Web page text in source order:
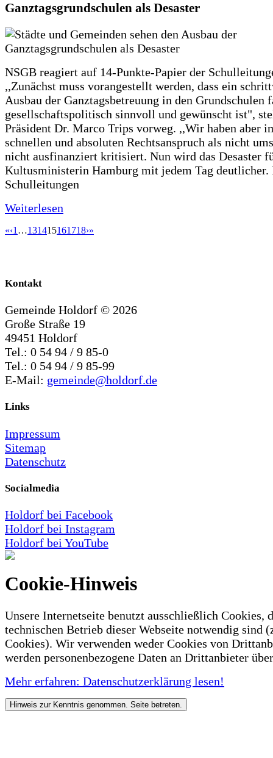
Ganztagsgrundschulen als Desaster
NSGB reagiert auf 14-Punkte-Papier der
,,Zunächst muss vorangestellt werden, dass ein
Ausbau der Ganztagsbetreuung in den Grundschulen
gesellschaftspolitisch sinnvoll und gewünscht ist",
Präsident Dr. Marco Trips vorweg. ,,Wir haben aber
schnellen und absoluten Rechtsanspruch als nicht
nicht ausfinanziert kritisiert. Nun wird das Desaster
Kultusministerin Hamburg mit jedem Tag deutlicher.
Schulleitungen
Weiterlesen
«‹1 …131415161718›»
Kontakt
Gemeinde Holdorf © 2026
Große Straße 19
49451 Holdorf
Tel.: 0 54 94 / 9 85-0
Tel.: 0 54 94 / 9 85-99
E-Mail: gemeinde@holdorf.de
Links
Impressum
Sitemap
Datenschutz
Socialmedia
Holdorf bei Facebook
Holdorf bei Instagram
Holdorf bei YouTube
Cookie-Hinweis
Unsere Internetseite benutzt ausschließlich Cookies,
technischen Betrieb dieser Webseite notwendig sind
Cookies). Wir verwenden weder Cookies von
werden personenbezogene Daten an Drittanbieter
Mehr erfahren: Datenschutzerklärung lesen!
Hinweis zur Kenntnis genommen. Seite betreten.